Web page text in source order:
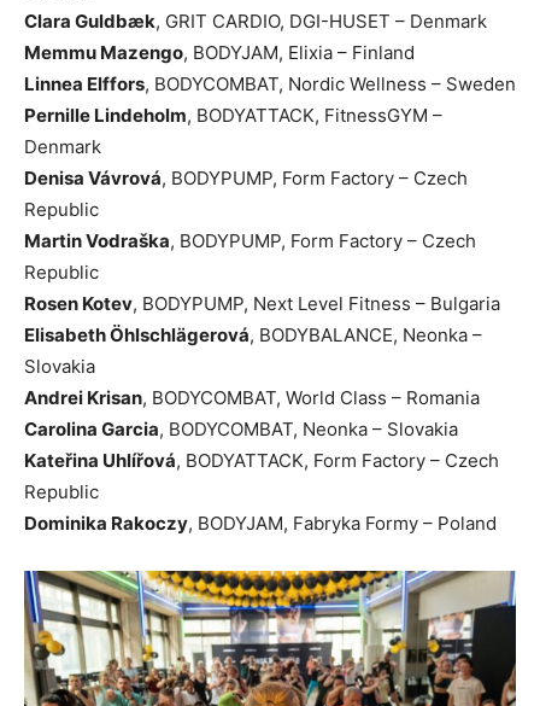
Clara Guldbæk, GRIT CARDIO, DGI-HUSET – Denmark
Memmu Mazengo, BODYJAM, Elixia – Finland
Linnea Elffors, BODYCOMBAT, Nordic Wellness – Sweden
Pernille Lindeholm, BODYATTACK, FitnessGYM –
Denmark
Denisa Vávrová, BODYPUMP, Form Factory – Czech
Republic
Martin Vodraška, BODYPUMP, Form Factory – Czech
Republic
Rosen Kotev, BODYPUMP, Next Level Fitness – Bulgaria
Elisabeth Öhlschlägerová, BODYBALANCE, Neonka –
Slovakia
Andrei Krisan, BODYCOMBAT, World Class – Romania
Carolina Garcia, BODYCOMBAT, Neonka – Slovakia
Kateřina Uhlířová, BODYATTACK, Form Factory – Czech
Republic
Dominika Rakoczy, BODYJAM, Fabryka Formy – Poland